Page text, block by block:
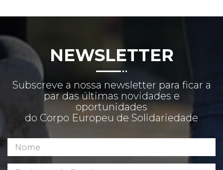
NEWSLETTER
Subscreve a nossa newsletter para ficar a
par das últimas novidades e
oportunidades
do Corpo Europeu de Solidariedade